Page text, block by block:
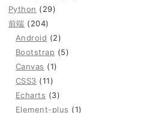
Python (29)
前端 (204)
Android (2)
Bootstrap (5)
Canvas (1)
CSS3 (11)
Echarts (3)
Element-plus (1)